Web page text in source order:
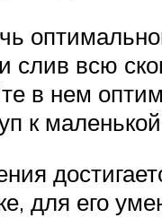
слив всю
в нем
к
для его